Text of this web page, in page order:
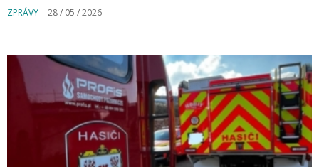
ZPRÁVY 28 / 05 / 2026